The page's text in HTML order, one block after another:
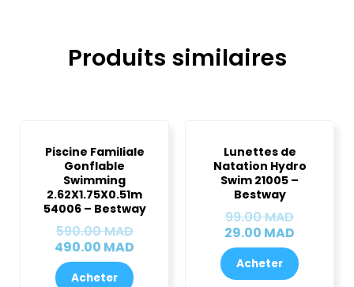
Produits similaires
Piscine Familiale
Gonflable
Swimming
2.62X1.75X0.51m
54006 – Bestway
590.00MAD
prix
initial
590.00 MAD.
490.00 MAD
prix
actuel
490.00 MAD.
Acheter
Lunettes de
Natation Hydro
Swim 21005 –
Bestway
99.00MAD
initial
était :
29.00 MAD
actuel
est :
Acheter
a
peuvent